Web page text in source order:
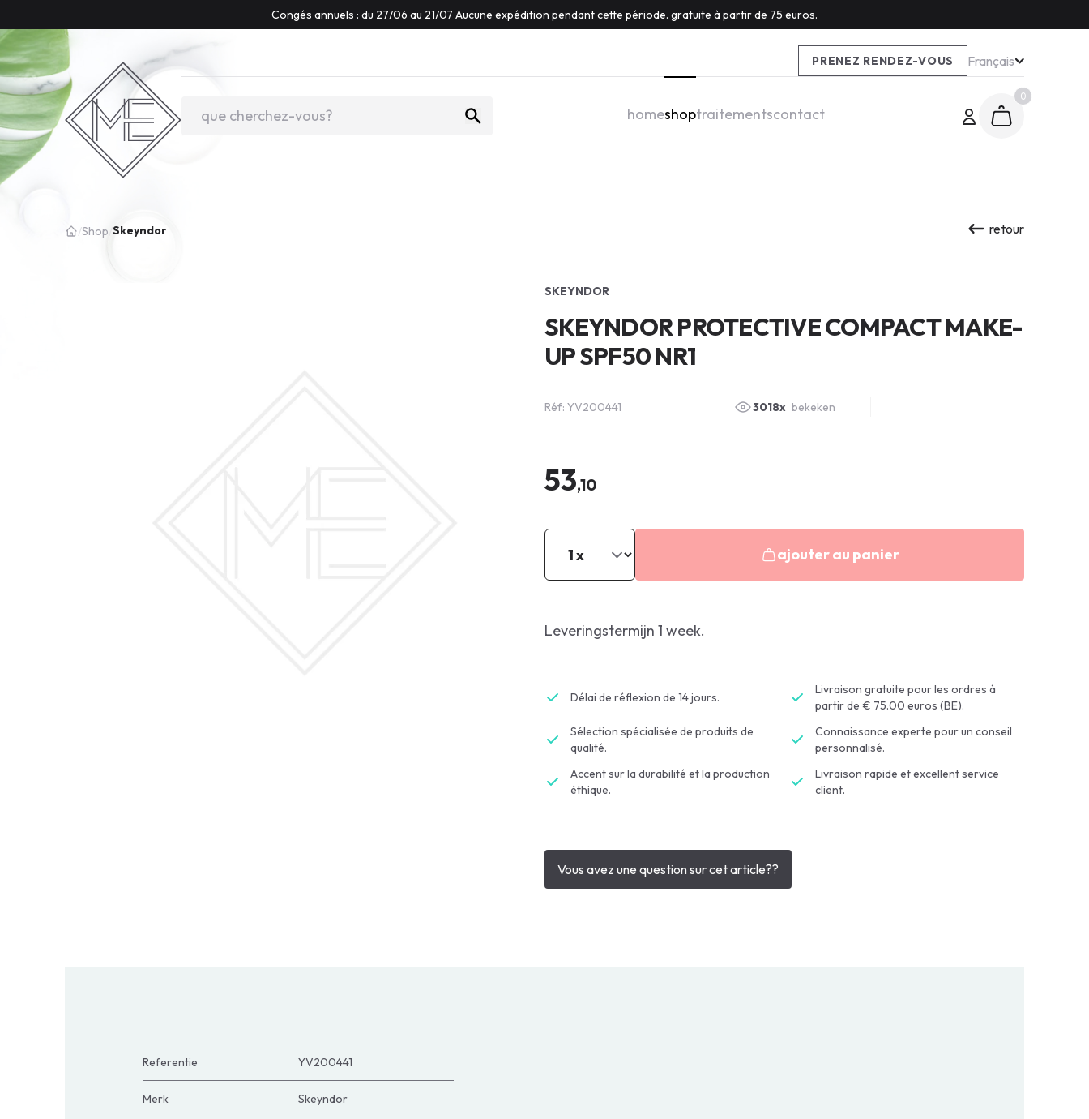
Congés annuels : du 27/06 au 21/07 Aucune expédition pendant cette période. gratuite à partir de 75 euros.
PRENEZ RENDEZ-VOUS Français
homeshoptraitementscontact
0
/Shop Skeyndor retour
SKEYNDOR
SKEYNDOR PROTECTIVE COMPACT MAKE-
UP SPF50 NR1
Réf: YV200441 3018x bekeken
53,10
ajouter au panier
Leveringstermijn 1 week.
Délai de réflexion de 14 jours.
Livraison gratuite pour les ordres à
partir de € 75.00 euros (BE).
Sélection spécialisée de produits de
qualité.
Connaissance experte pour un conseil
personnalisé.
Accent sur la durabilité et la production
éthique.
Livraison rapide et excellent service
client.
Vous avez une question sur cet article??
Referentie YV200441
Merk Skeyndor